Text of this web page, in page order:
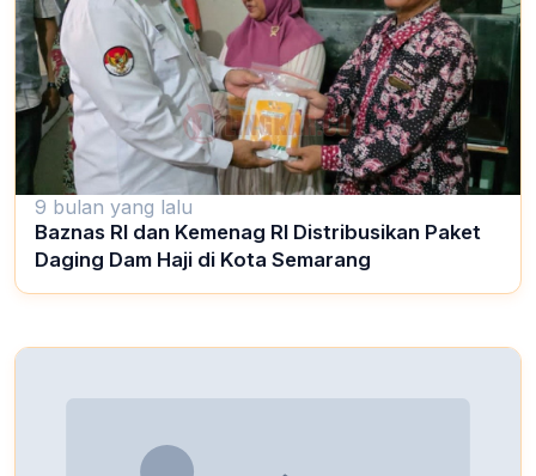
9 bulan yang lalu
Baznas RI dan Kemenag RI Distribusikan Paket
Daging Dam Haji di Kota Semarang